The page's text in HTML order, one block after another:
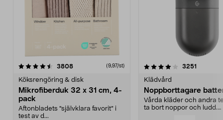
3808recensioner (9,97/st)
Köksrengöring & disk
Mikrofiberduk 32 x 31 cm, 4-
pack
Aftonbladets "självklara favorit” i
test av d...
4.0av 5 stjärnor 3251
Klädvård
Noppborttagare
Vårda kläder och andra
ta bort noppor och ludd.
4.5av 5 stjärnor